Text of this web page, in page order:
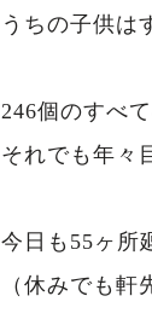
うちの子供は
246個のすべ
それでも年々
今日も55ヶ所
（休みでも